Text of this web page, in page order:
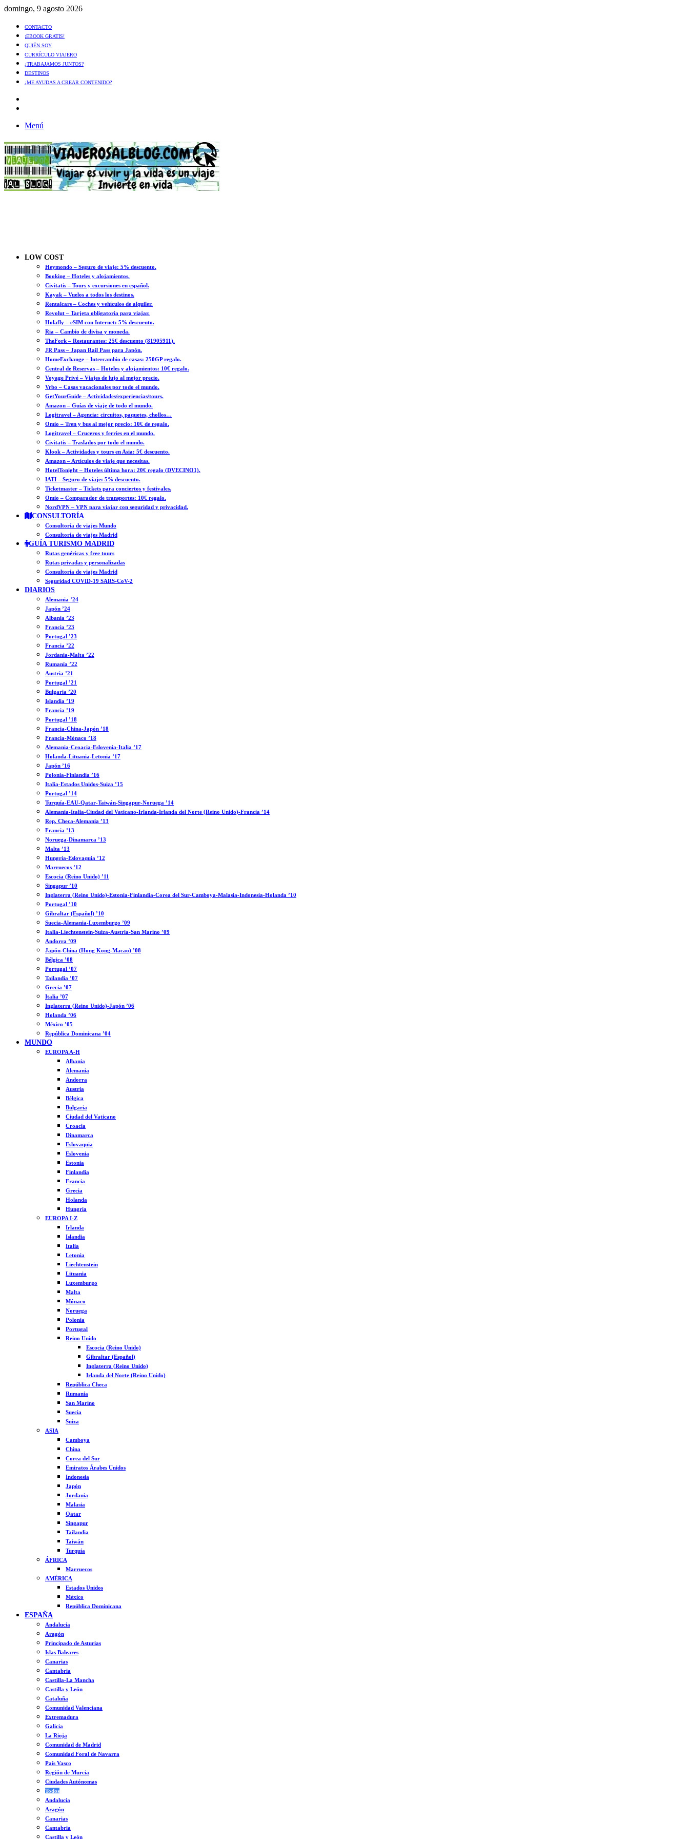
domingo, 9 agosto 2026
CONTACTO
¡EBOOK GRATIS!
QUIÉN SOY
CURRÍCULO VIAJERO
¿TRABAJAMOS JUNTOS?
DESTINOS
¿ME AYUDAS A CREAR CONTENIDO?
Menú
LOW COST
Heymondo – Seguro de viaje: 5% descuento.
Booking – Hoteles y alojamientos.
Civitatis – Tours y excursiones en español.
Kayak – Vuelos a todos los destinos.
Rentalcars – Coches y vehículos de alquiler.
Revolut – Tarjeta obligatoria para viajar.
Holafly – eSIM con Internet: 5% descuento.
Ria – Cambio de divisa y moneda.
TheFork – Restaurantes: 25€ descuento (81905911).
JR Pass – Japan Rail Pass para Japón.
HomeExchange – Intercambio de casas: 250GP regalo.
Central de Reservas – Hoteles y alojamientos: 10€ regalo.
Voyage Privé – Viajes de lujo al mejor precio.
Vrbo – Casas vacacionales por todo el mundo.
GetYourGuide – Actividades/experiencias/tours.
Amazon – Guías de viaje de todo el mundo.
Logitravel – Agencia: circuitos, paquetes, chollos…
Omio – Tren y bus al mejor precio: 10€ de regalo.
Logitravel – Cruceros y ferries en el mundo.
Civitatis – Traslados por todo el mundo.
Klook – Actividades y tours en Asia: 5€ descuento.
Amazon – Artículos de viaje que necesitas.
HotelTonight – Hoteles última hora: 20€ regalo (DVECINO1).
IATI – Seguro de viaje: 5% descuento.
Ticketmaster – Tickets para conciertos y festivales.
Omio – Comparador de transportes: 10€ regalo.
NordVPN – VPN para viajar con seguridad y privacidad.
CONSULTORÍA
Consultoría de viajes Mundo
Consultoría de viajes Madrid
GUÍA TURISMO MADRID
Rutas genéricas y free tours
Rutas privadas y personalizadas
Consultoría de viajes Madrid
Seguridad COVID-19 SARS-CoV-2
DIARIOS
Alemania ’24
Japón ’24
Albania ’23
Francia ’23
Portugal ’23
Francia ’22
Jordania-Malta ’22
Rumanía ’22
Austria ’21
Portugal ’21
Bulgaria ’20
Islandia ’19
Francia ’19
Portugal ’18
Francia-China-Japón ’18
Francia-Mónaco ’18
Alemania-Croacia-Eslovenia-Italia ’17
Holanda-Lituania-Letonia ’17
Japón ’16
Polonia-Finlandia ’16
Italia-Estados Unidos-Suiza ’15
Portugal ’14
Turquía-EAU-Qatar-Taiwán-Singapur-Noruega ’14
Alemania-Italia-Ciudad del Vaticano-Irlanda-Irlanda del Norte (Reino Unido)-Francia ’14
Rep. Checa-Alemania ’13
Francia ’13
Noruega-Dinamarca ’13
Malta ’13
Hungría-Eslovaquia ’12
Marruecos ’12
Escocia (Reino Unido) ’11
Singapur ’10
Inglaterra (Reino Unido)-Estonia-Finlandia-Corea del Sur-Camboya-Malasia-Indonesia-Holanda ’10
Portugal ’10
Gibraltar (Español) ’10
Suecia-Alemania-Luxemburgo ’09
Italia-Liechtenstein-Suiza-Austria-San Marino ’09
Andorra ’09
Japón-China (Hong Kong-Macao) ’08
Bélgica ’08
Portugal ’07
Tailandia ’07
Grecia ’07
Italia ’07
Inglaterra (Reino Unido)-Japón ’06
Holanda ’06
México ’05
República Dominicana ’04
MUNDO
EUROPA A-H
Albania
Alemania
Andorra
Austria
Bélgica
Bulgaria
Ciudad del Vaticano
Croacia
Dinamarca
Eslovaquia
Eslovenia
Estonia
Finlandia
Francia
Grecia
Holanda
Hungría
EUROPA I-Z
Irlanda
Islandia
Italia
Letonia
Liechtenstein
Lituania
Luxemburgo
Malta
Mónaco
Noruega
Polonia
Portugal
Reino Unido
Escocia (Reino Unido)
Gibraltar (Español)
Inglaterra (Reino Unido)
Irlanda del Norte (Reino Unido)
República Checa
Rumanía
San Marino
Suecia
Suiza
ASIA
Camboya
China
Corea del Sur
Emiratos Árabes Unidos
Indonesia
Japón
Jordania
Malasia
Qatar
Singapur
Tailandia
Taiwán
Turquía
ÁFRICA
Marruecos
AMÉRICA
Estados Unidos
México
República Dominicana
ESPAÑA
Andalucía
Aragón
Principado de Asturias
Islas Baleares
Canarias
Cantabria
Castilla-La Mancha
Castilla y León
Cataluña
Comunidad Valenciana
Extremadura
Galicia
La Rioja
Comunidad de Madrid
Comunidad Foral de Navarra
País Vasco
Región de Murcia
Ciudades Autónomas
Todos
Andalucía
Aragón
Canarias
Cantabria
Castilla y León